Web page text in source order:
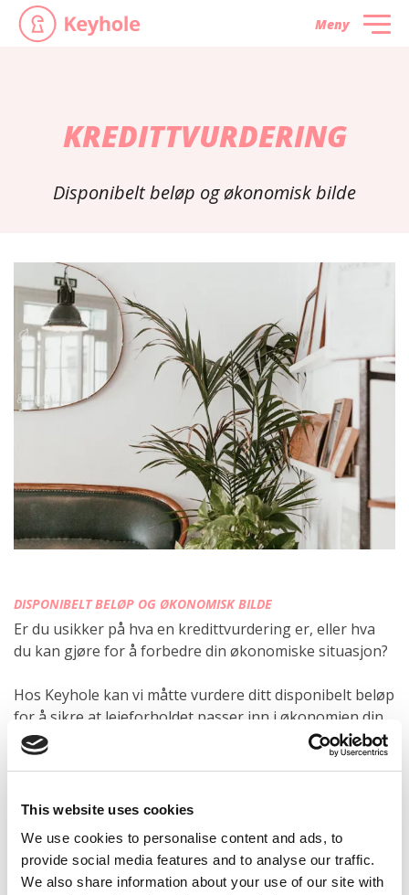
This website uses cookies
We use cookies to personalise content and ads, to
provide social media features and to analyse our traffic.
We also share information about your use of our site with
Meny
KREDITTVURDERING
Disponibelt beløp og økonomisk bilde
DISPONIBELT BELØP OG ØKONOMISK BILDE
Er du usikker på hva en kredittvurdering er, eller hva
du kan gjøre for å forbedre din økonomiske situasjon?
Hos Keyhole kan vi måtte vurdere ditt disponibelt beløp
for å sikre at leieforholdet passer inn i økonomien din.
Hjelper ikke denne veiledningen? Ta kontakt med
support@usekeyhole.com